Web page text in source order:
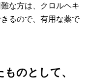
な方は、クロルヘキ
るので、有用な薬で
のとして、